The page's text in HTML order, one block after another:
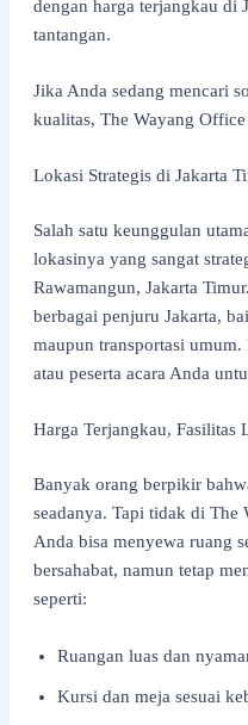
dengan harga terjangkau di
tantangan.
Jika Anda sedang mencari
kualitas, The Wayang
Lokasi Strategis di Jakarta
Salah satu keunggulan
lokasinya yang sangat
Rawamangun, Jakarta
berbagai penjuru Jakarta,
maupun transportasi
atau peserta acara Anda
Harga Terjangkau, Fasilitas
Banyak orang berpikir
seadanya. Tapi tidak di
Anda bisa menyewa ruang
bersahabat, namun tetap
seperti:
Ruangan luas dan
Kursi dan meja sesuai